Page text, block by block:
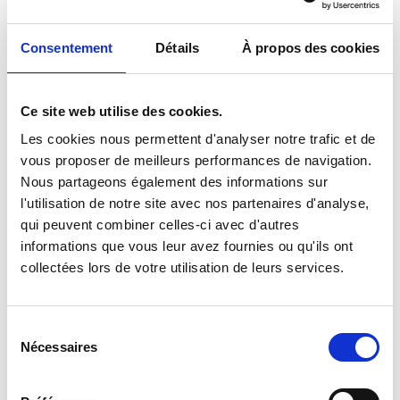
Consentement Détails À propos des cookies
Ce site web utilise des cookies.
Les cookies nous permettent d'analyser notre trafic et de
vous proposer de meilleurs performances de navigation.
Nous partageons également des informations sur
l'utilisation de notre site avec nos partenaires d'analyse,
qui peuvent combiner celles-ci avec d'autres
informations que vous leur avez fournies ou qu'ils ont
collectées lors de votre utilisation de leurs services.
Nécessaires
O quê?
Testes psicotécnicos (testes lógicos que não exigem
Entrevista de segurança
Exame médico complementar
Teste de personalidade
Apresentação perante a comissão de seleção
Onde?